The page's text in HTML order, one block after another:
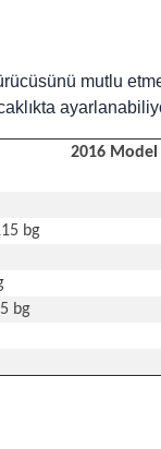
mutlu
2016 Model
bg
bg